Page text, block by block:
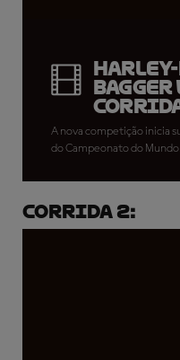
Bagger
A nova competição inicia sua primeira temporada no
do Campeonato do
Corrida 2: